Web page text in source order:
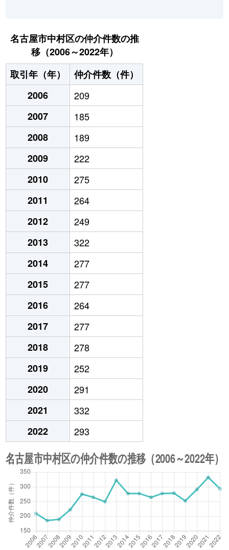
名古屋市中村区の仲介件数の推
移（2006～2022年）
取引年（年）
仲介件数（件）
2006
209
2007
185
2008
189
2009
222
2010
275
2011
264
2012
249
2013
322
2014
277
2015
277
2016
264
2017
277
2018
278
2019
252
2020
291
2021
332
2022
293